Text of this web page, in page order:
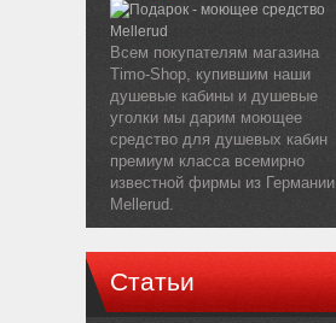
Всем покупателям магазина
Timo-Shop, купившим наши
душевые кабины и душевые
уголки мы дарим моющее
средство для душевых кабин
премиум класса всемирно
известной фирмы из Германии
Mellerud.
Статьи